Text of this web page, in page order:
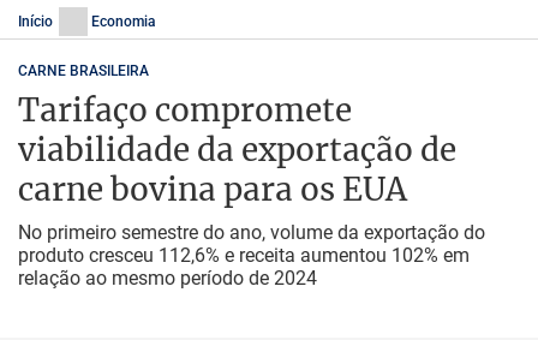
Início Economia
CARNE BRASILEIRA
Tarifaço compromete
viabilidade da exportação de
carne bovina para os EUA
No primeiro semestre do ano, volume da exportação do
produto cresceu 112,6% e receita aumentou 102% em
relação ao mesmo período de 2024